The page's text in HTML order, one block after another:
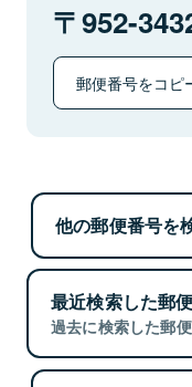
952-
郵便番号をコピ
他の郵便番号を
最近検索した郵
過去に検索した郵